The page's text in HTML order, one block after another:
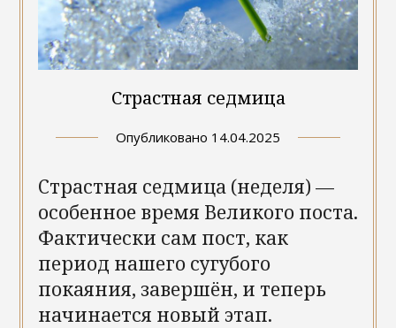
Страстная седмица
Опубликовано 14.04.2025
Страстная седмица (неделя) —
особенное время Великого поста.
Фактически сам пост, как
период нашего сугубого
покаяния, завершён, и теперь
начинается новый этап.